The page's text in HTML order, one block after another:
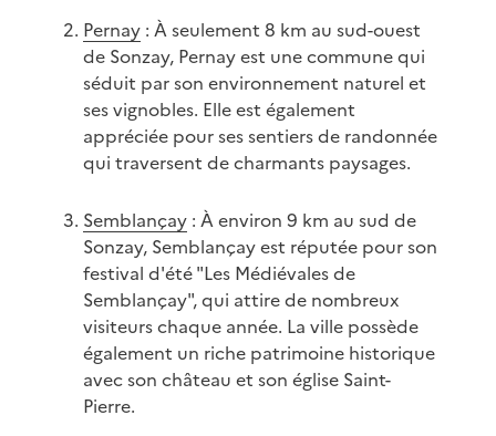
Pernay: À seulement 8 km au sud-ouest
de Sonzay, Pernay est une commune qui
séduit par son environnement naturel et
ses vignobles. Elle est également
appréciée pour ses sentiers de randonnée
qui traversent de charmants paysages.
Semblançay: À environ 9 km au sud de
Sonzay, Semblançay est réputée pour son
festival d'été "Les Médiévales de
Semblançay", qui attire de nombreux
visiteurs chaque année. La ville possède
également un riche patrimoine historique
avec son château et son église Saint-
Pierre.